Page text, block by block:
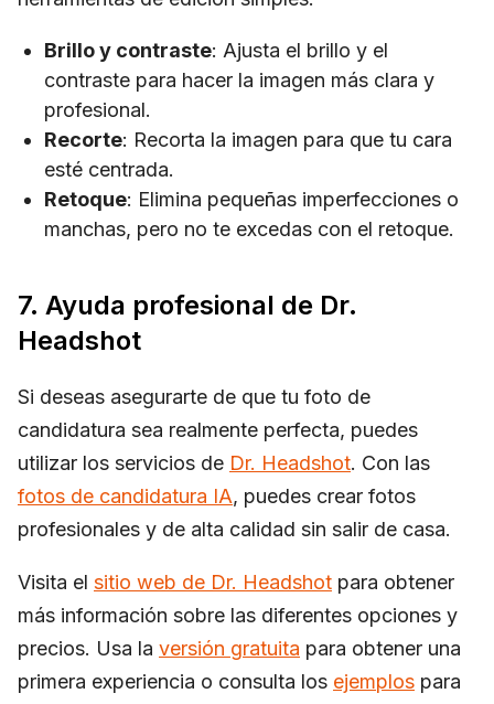
Brillo y contraste: Ajusta el brillo y el
contraste para hacer la imagen más clara y
profesional.
Recorte: Recorta la imagen para que tu cara
esté centrada.
Retoque: Elimina pequeñas imperfecciones o
manchas, pero no te excedas con el retoque.
7. Ayuda profesional de Dr.
Headshot
Si deseas asegurarte de que tu foto de
candidatura sea realmente perfecta, puedes
utilizar los servicios de Dr. Headshot. Con las
fotos de candidatura IA, puedes crear fotos
profesionales y de alta calidad sin salir de casa.
Visita el sitio web de Dr. Headshot para obtener
más información sobre las diferentes opciones y
precios. Usa la versión gratuita para obtener una
primera experiencia o consulta los ejemplos para